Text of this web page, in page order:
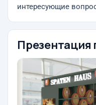
интересующие
Презентация